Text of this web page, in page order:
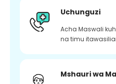
Uchunguzi
Acha Maswali
na timu
Mshauri wa